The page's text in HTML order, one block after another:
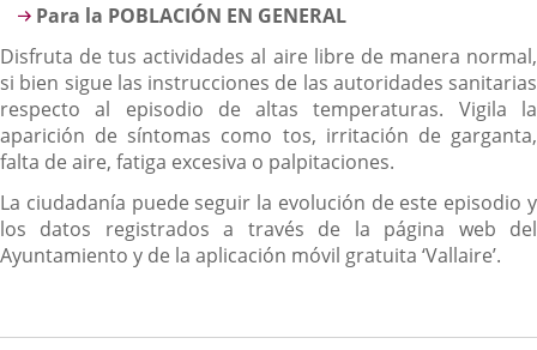
Para la POBLACIÓN EN GENERAL
Disfruta de tus actividades al aire libre de manera normal,
si bien sigue las instrucciones de las autoridades sanitarias
respecto al episodio de altas temperaturas. Vigila la
aparición de síntomas como tos, irritación de garganta,
falta de aire, fatiga excesiva o palpitaciones.
La ciudadanía puede seguir la evolución de este episodio y
los datos registrados a través de la página web del
Ayuntamiento y de la aplicación móvil gratuita ‘Vallaire’.